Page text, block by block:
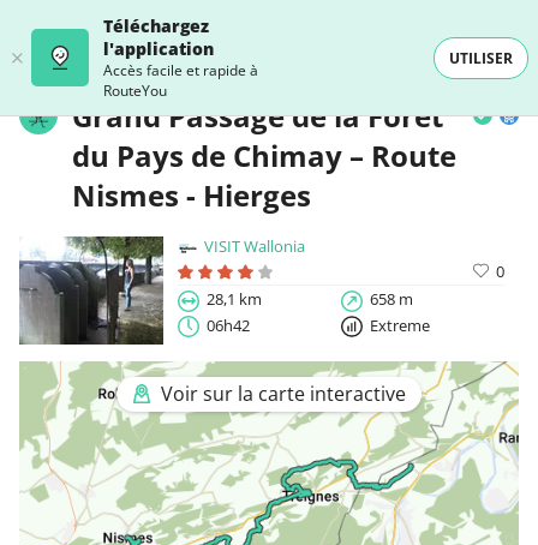
Téléchargez
l'application
Accès facile et rapide à
RouteYou
UTILISER
Grand Passage de la Forêt
du Pays de Chimay – Route
Nismes - Hierges
VISIT Wallonia
0
28,1 km
658 m
06h42
Extreme
Voir sur la carte interactive